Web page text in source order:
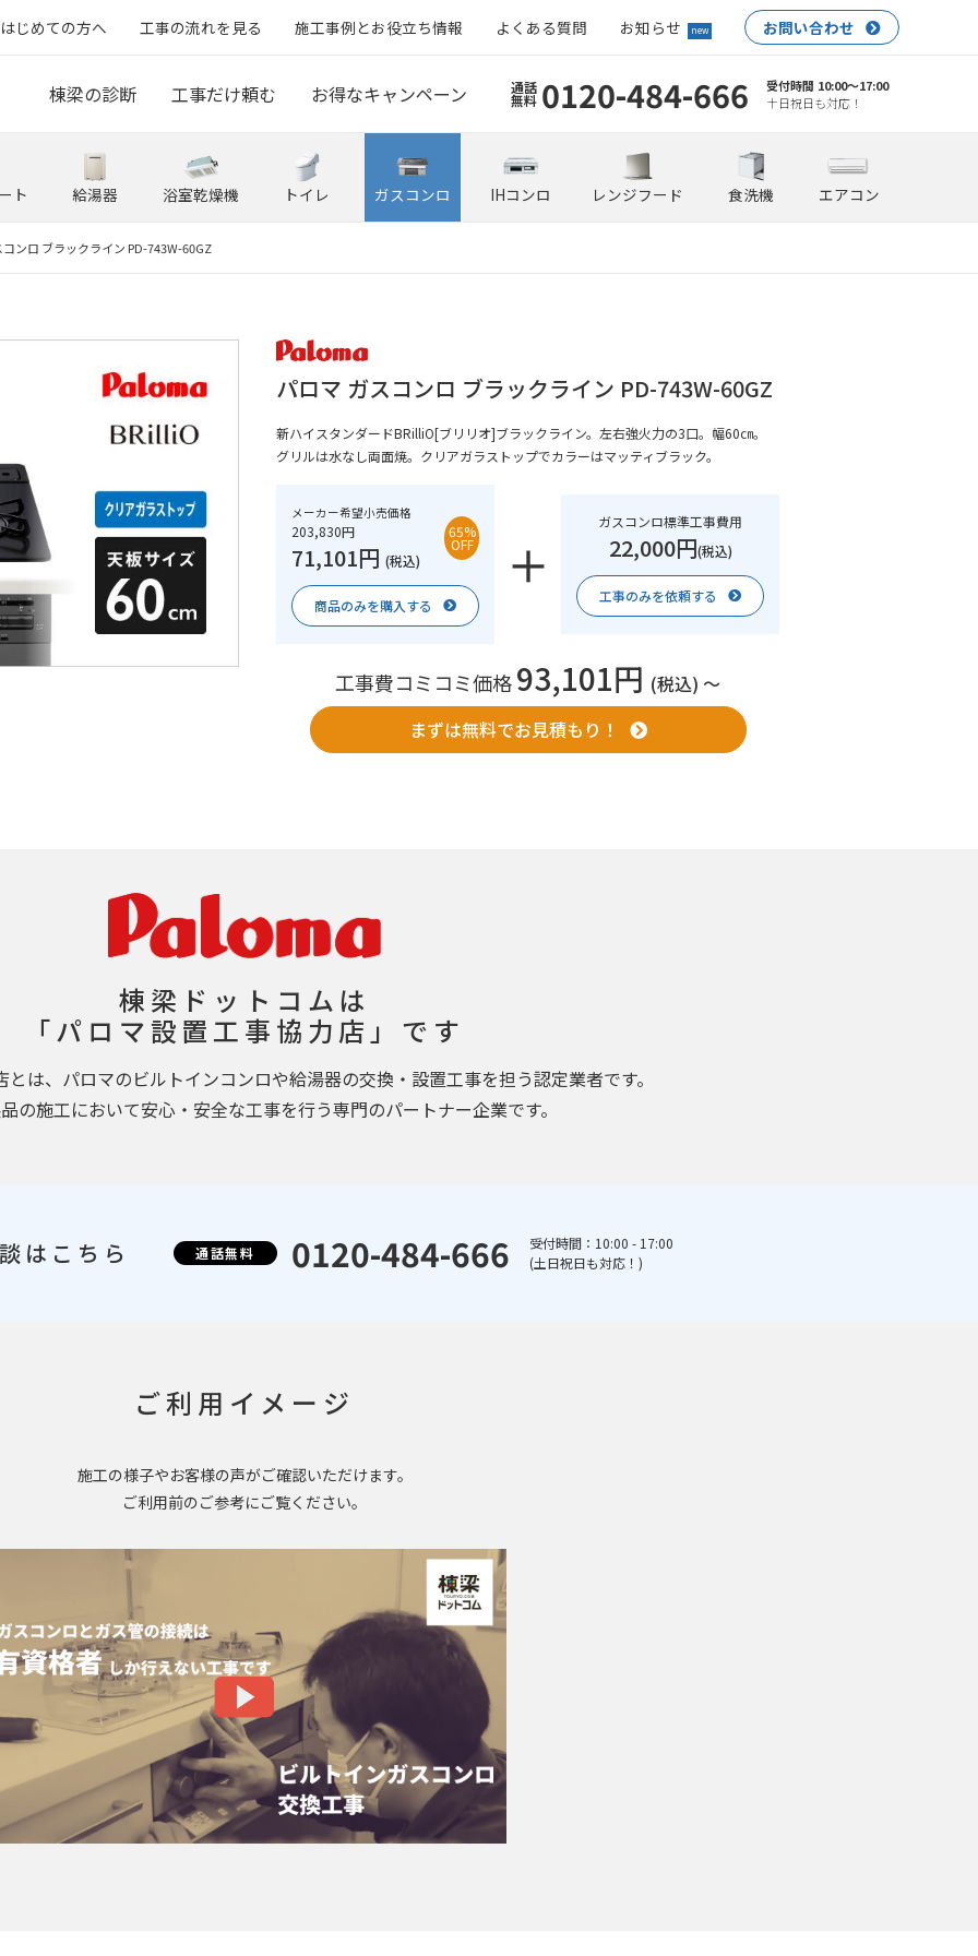
はじめての方へ 工事の流れを見る 施工事例とお役立ち情報 よくある質問 お知らせ new お問い合わせ
棟梁の診断 工事だけ頼む お得なキャンペーン 通話
無料 0120-484-666
受付時間 10:00〜17:00
土日祝日も対応！
ト 給湯器 浴室乾燥機 トイレ ガスコンロ IHコンロ レンジフード 食洗機 エアコン
ンロ ブラックライン PD-743W-60GZ
パロマ ガスコンロ ブラックライン PD-743W-60GZ
新ハイスタンダードBRilliO[ブリリオ]ブラックライン。左右強火力の3口。幅60㎝。
グリルは水なし両面焼。クリアガラストップでカラーはマッティブラック。
メーカー希望小売価格
203,830円
71,101円(税込)
65%
OFF
商品のみを購入する
ガスコンロ標準工事費用
22,000円(税込)
工事のみを依頼する
工事費コミコミ価格93,101円 (税込) 〜
まずは無料でお見積もり！
棟梁ドットコムは
「パロマ設置工事協力店」です
は、パロマのビルトインコンロや給湯器の交換・設置工事を担う認定業者です。
の施工において安心・安全な工事を行う専門のパートナー企業です。
はこちら 通話無料 0120-484-666
受付時間：10:00 - 17:00
(土日祝日も対応！)
ご利用イメージ
施工の様子やお客様の声がご確認いただけます。
ご利用前のご参考にご覧ください。